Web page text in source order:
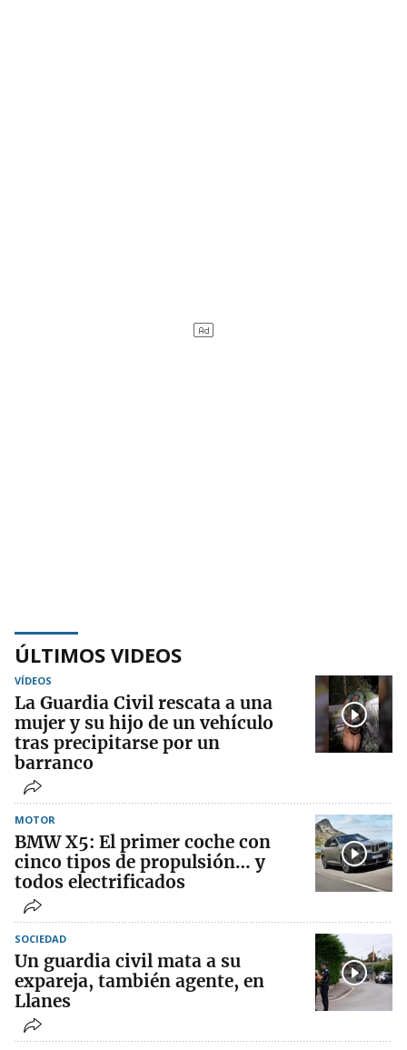
ÚLTIMOS VIDEOS
VÍDEOS
La Guardia Civil rescata a una
mujer y su hijo de un vehículo
tras precipitarse por un
barranco
MOTOR
BMW X5: El primer coche con
cinco tipos de propulsión… y
todos electrificados
SOCIEDAD
Un guardia civil mata a su
expareja, también agente, en
Llanes